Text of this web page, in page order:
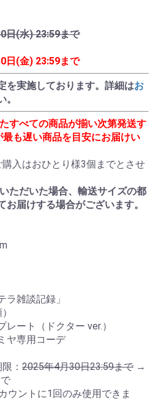
日(水) 23:59まで
日(金) 23:59まで
を実施しております。詳細はお
すべての商品が揃い次第発送す
も遅い商品を目安にお届けい
入はおひとり様3個までとさせ
ただいた場合、輸送サイズの都
届けする場合がございます。
ラ雑談記録」
レート（ドクター ver.）
ヤ専用コーデ
： 2025年4月30日23:59まで →
ウントに1回のみ使用できま